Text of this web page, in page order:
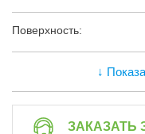
Поверхность:
↓
ЗАКАЗАТЬ